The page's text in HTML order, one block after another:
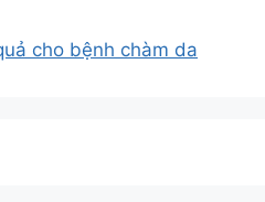
cho bệnh chàm da